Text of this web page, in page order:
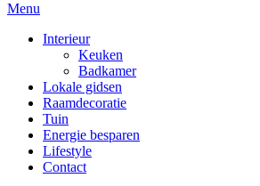
Menu
Interieur
Keuken
Badkamer
Lokale gidsen
Raamdecoratie
Tuin
Energie besparen
Lifestyle
Contact